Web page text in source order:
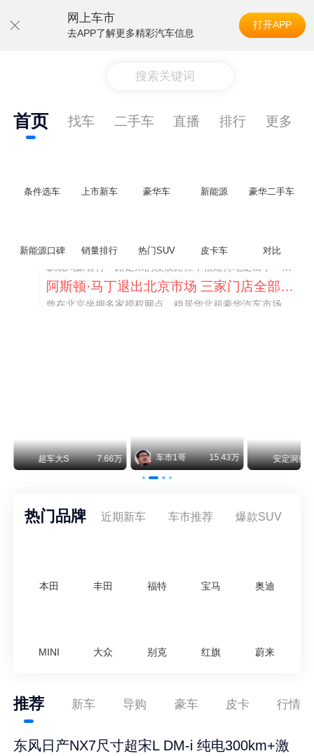
网上车市
去APP了解更多精彩汽车信息
打开APP
搜索关键词
首页 找车 二手车 直播 排行 更多
条件选车 上市新车 豪华车 新能源 豪华二手车
新能源口碑 销量排行 热门SUV 皮卡车 对比
超车大S 7.66万 车市1哥 15.43万 安定洞察
热门品牌 近期新车 车市推荐 爆款SUV
本田 丰田 福特 宝马 奥迪
MINI 大众 别克 红旗 蔚来
推荐 新车 导购 豪车 皮卡 行情
东风日产NX7尺寸超宋L DM-i 纯电300km+激